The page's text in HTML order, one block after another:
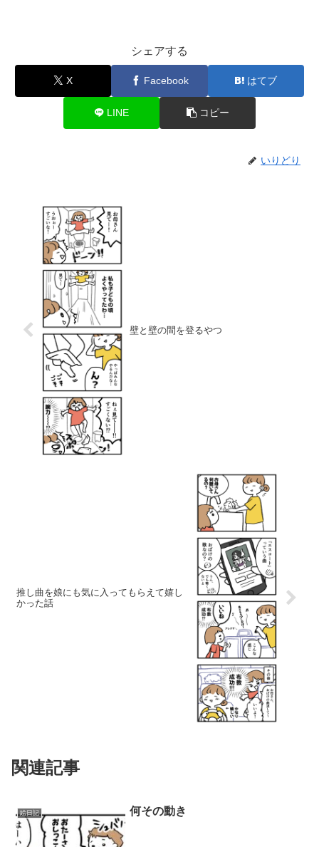
シェアする
X Facebook はてブ
LINE コピー
いりどり
壁と壁の間を登るやつ
推し曲を娘にも気に入ってもらえて嬉し
かった話
関連記事
絵日記 何その動き